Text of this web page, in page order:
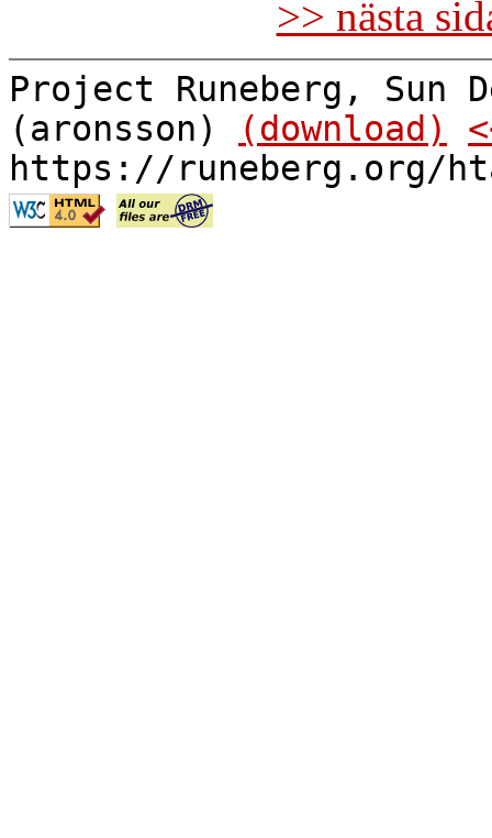
>> nästa
Project Runeberg, Sun
(aronsson)
(download)
https://runeberg.org/